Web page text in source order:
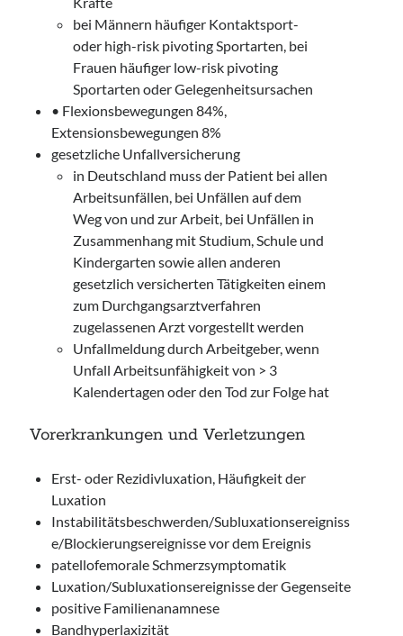
bei Männern häufiger Kontaktsport-
oder high-risk pivoting Sportarten, bei
Frauen häufiger low-risk pivoting
Sportarten oder Gelegenheitsursachen
• Flexionsbewegungen 84%,
Extensionsbewegungen 8%
gesetzliche Unfallversicherung
in Deutschland muss der Patient bei allen
Arbeitsunfällen, bei Unfällen auf dem
Weg von und zur Arbeit, bei Unfällen in
Zusammenhang mit Studium, Schule und
Kindergarten sowie allen anderen
gesetzlich versicherten Tätigkeiten einem
zum Durchgangsarztverfahren
zugelassenen Arzt vorgestellt werden
Unfallmeldung durch Arbeitgeber, wenn
Unfall Arbeitsunfähigkeit von > 3
Kalendertagen oder den Tod zur Folge hat
Vorerkrankungen und Verletzungen
Erst- oder Rezidivluxation, Häufigkeit der
Luxation
Instabilitätsbeschwerden/Subluxationsereigniss
e/Blockierungsereignisse vor dem Ereignis
patellofemorale Schmerzsymptomatik
Luxation/Subluxationsereignisse der Gegenseite
positive Familienanamnese
Bandhyperlaxizität